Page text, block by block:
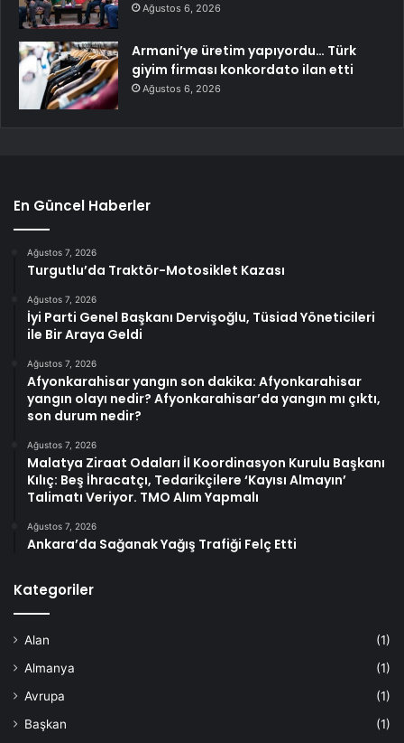
Ağustos 6, 2026
Armani’ye üretim yapıyordu… Türk
giyim firması konkordato ilan etti
Ağustos 6, 2026
En Güncel Haberler
Ağustos 7, 2026
Turgutlu’da Traktör-Motosiklet Kazası
Ağustos 7, 2026
İyi Parti Genel Başkanı Dervişoğlu, Tüsiad Yöneticileri
ile Bir Araya Geldi
Ağustos 7, 2026
Afyonkarahisar yangın son dakika: Afyonkarahisar
yangın olayı nedir? Afyonkarahisar’da yangın mı çıktı,
son durum nedir?
Ağustos 7, 2026
Malatya Ziraat Odaları İl Koordinasyon Kurulu Başkanı
Kılıç: Beş İhracatçı, Tedarikçilere ‘Kayısı Almayın’
Talimatı Veriyor. TMO Alım Yapmalı
Ağustos 7, 2026
Ankara’da Sağanak Yağış Trafiği Felç Etti
Kategoriler
Alan
(1)
Almanya
(1)
Avrupa
(1)
Başkan
(1)